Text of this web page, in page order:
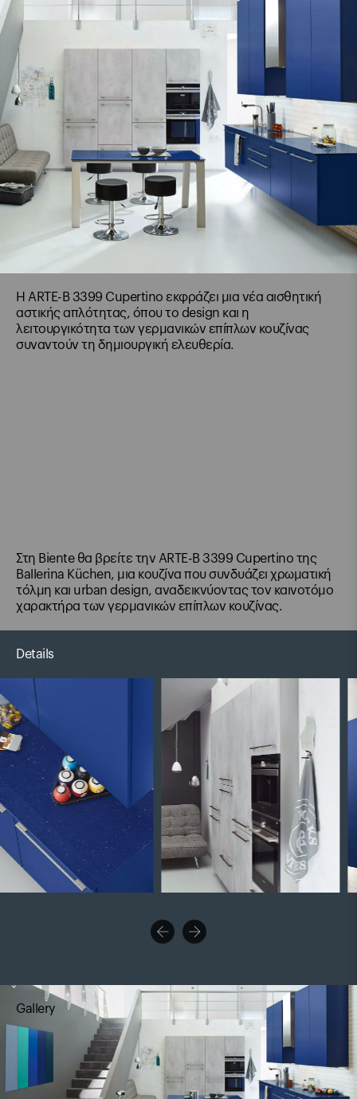
Η ARTE-B 3399 Cupertino εκφράζει μια νέα αισθητική
αστικής απλότητας, όπου το design και η
λειτουργικότητα των γερμανικών επίπλων κουζίνας
συναντούν τη δημιουργική ελευθερία.
Στη Biente θα βρείτε την ARTE-B 3399 Cupertino της
Ballerina Küchen, μια κουζίνα που συνδυάζει χρωματική
τόλμη και urban design, αναδεικνύοντας τον καινοτόμο
χαρακτήρα των γερμανικών επίπλων κουζίνας.
Details
Gallery